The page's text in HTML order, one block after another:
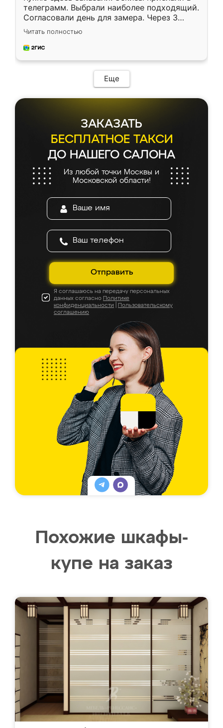
телеграмм. Выбрали наиболее подходящий.
Согласовали день для замера. Через 3
недели кухня была уже готова. Остались
довольны работой. Спасибо Ренессанс
мебель за качественную работу!
Читать полностью
Еще
ЗАКАЗАТЬ
БЕСПЛАТНОЕ ТАКСИ
ДО НАШЕГО САЛОНА
Из любой точки Москвы и
Московской области!
Отправить
Я соглашаюсь на передачу персональных
данных согласно Политике
конфиденциальности
Пользовательскому
соглашению
Похожие шкафы-
купе на заказ